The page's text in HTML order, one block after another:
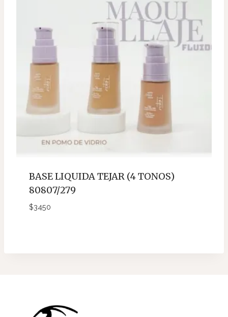
BASE LIQUIDA TEJAR (4 TONOS)
80807/279
$3450